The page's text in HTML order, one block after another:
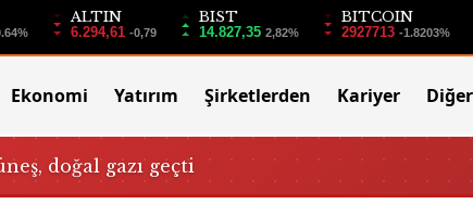
ALTIN
6.294,61 -0,79
BIST
14.827,35 2,82%
BITCOIN
2927713 -1.8203%
Ekonomi Yatırım Şirketlerden Kariyer Diğer
doğal gazı geçti